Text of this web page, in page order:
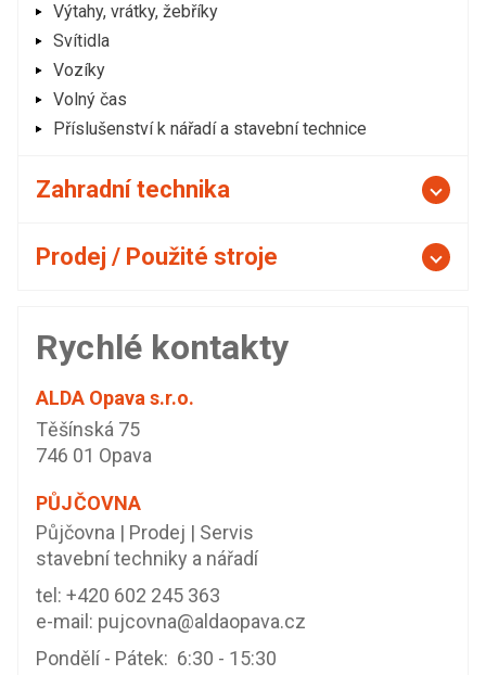
Výtahy, vrátky, žebříky
Svítidla
Vozíky
Volný čas
Příslušenství k nářadí a stavební technice
Zahradní technika
Prodej / Použité stroje
Rychlé kontakty
ALDA Opava s.r.o.
Těšínská 75
746 01 Opava
PŮJČOVNA
Půjčovna | Prodej | Servis
stavební techniky a nářadí
tel: +420 602 245 363
e-mail: pujcovna@aldaopava.cz
Pondělí - Pátek: 6:30 - 15:30